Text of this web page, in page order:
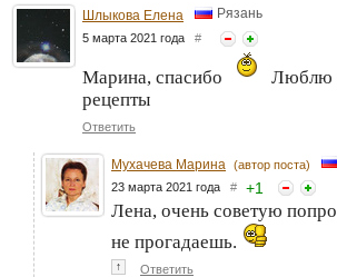
Шлыкова Елена Рязань
5 марта 2021 года #
Марина, спасибо
Люблю
рецепты
Ответить
Мухачева Марина (автор поста)
23 марта 2021 года # +1
Лена, очень советую
не прогадаешь.
↑ Ответить